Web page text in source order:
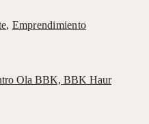
, Emprendimiento
Ola BBK, BBK Haur